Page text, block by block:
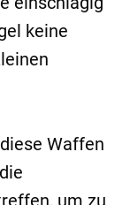
keine
Waffen
um zu